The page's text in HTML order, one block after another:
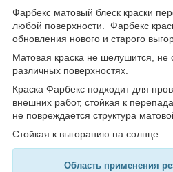
Фарбекс матовый блеск краски
любой поверхности. Фарбекс
обновления нового и старого
Матовая краска не шелушится, не
различных поверхностях.
Краска Фарбекс подходит для
внешних работ, стойкая к
не повреждается структура
Стойкая к выгоранию на солнце.
Область применения